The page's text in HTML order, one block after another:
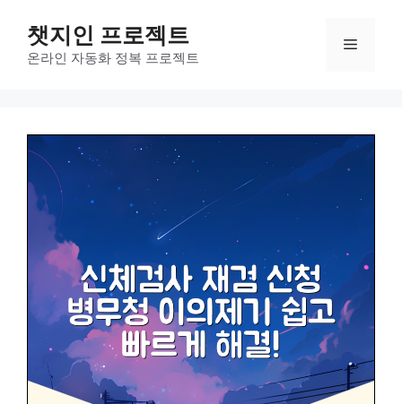
챗지인 프로젝트
온라인 자동화 정복 프로젝트
메